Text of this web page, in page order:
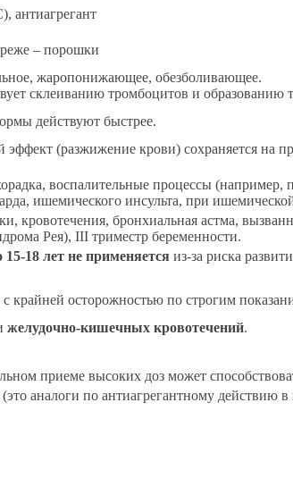
антиагрегант
– порошки
жаропонижающее, обезболивающее.
склеиванию тромбоцитов и образованию
действуют быстрее.
(разжижение крови) сохраняется на
воспалительные процессы (например,
ишемического инсульта, при ишемической
кровотечения, бронхиальная астма,
Рея), III триместр беременности.
15-18 лет не применяется из-за риска
крайней осторожностью по строгим
желудочно-кишечных кровотечений.
приеме высоких доз может
аналоги по антиагрегантному действию в